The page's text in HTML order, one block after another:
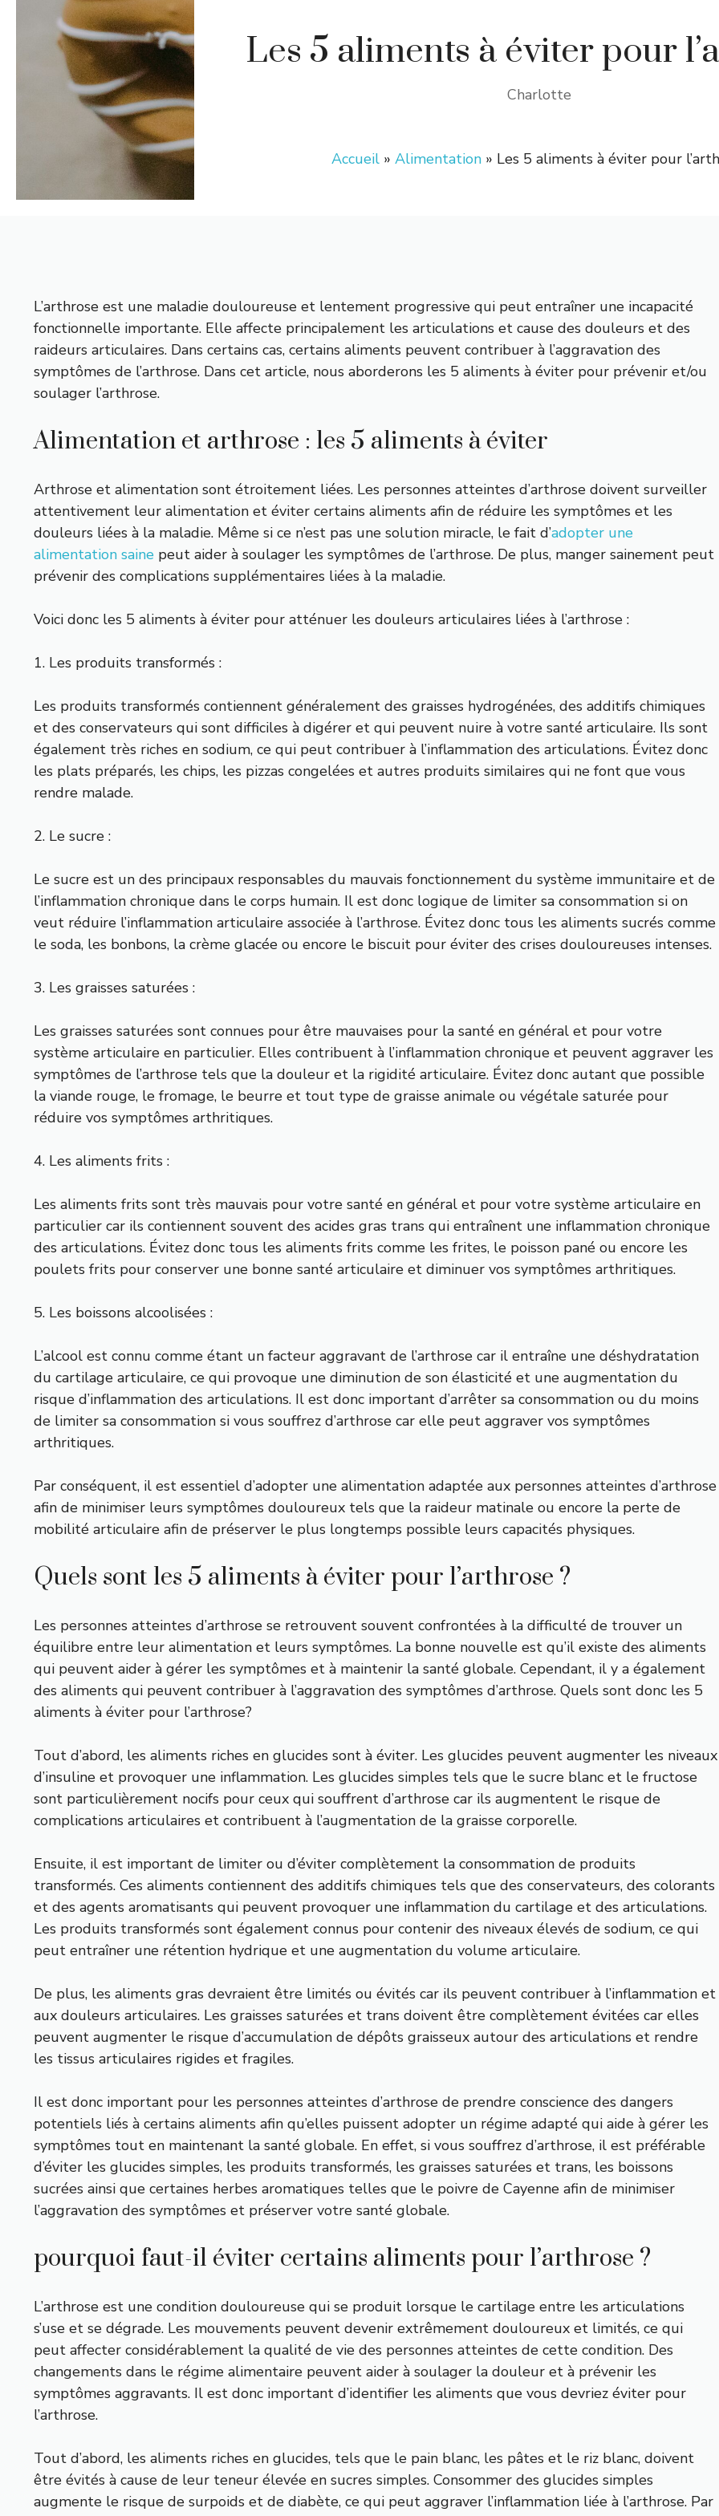
Les 5 aliments à éviter pour
Charlotte
Accueil» Alimentation» Les 5 aliments à éviter pour
L’arthrose est une maladie douloureuse et lentement progressive qui peut entraîner une incapacité
fonctionnelle importante. Elle affecte principalement les articulations et cause des douleurs et des
raideurs articulaires. Dans certains cas, certains aliments peuvent contribuer à l’aggravation des
symptômes de l’arthrose. Dans cet article, nous aborderons les 5 aliments à éviter pour prévenir et/ou
soulager l’arthrose.
Alimentation et arthrose : les 5 aliments à éviter
Arthrose et alimentation sont étroitement liées. Les personnes atteintes d’arthrose doivent surveiller
attentivement leur alimentation et éviter certains aliments afin de réduire les symptômes et les
douleurs liées à la maladie. Même si ce n’est pas une solution miracle, le fait d’adopter une
alimentation saine peut aider à soulager les symptômes de l’arthrose. De plus, manger sainement peut
prévenir des complications supplémentaires liées à la maladie.
Voici donc les 5 aliments à éviter pour atténuer les douleurs articulaires liées à l’arthrose :
1. Les produits transformés :
Les produits transformés contiennent généralement des graisses hydrogénées, des additifs chimiques
et des conservateurs qui sont difficiles à digérer et qui peuvent nuire à votre santé articulaire. Ils sont
également très riches en sodium, ce qui peut contribuer à l’inflammation des articulations. Évitez donc
les plats préparés, les chips, les pizzas congelées et autres produits similaires qui ne font que vous
rendre malade.
2. Le sucre :
Le sucre est un des principaux responsables du mauvais fonctionnement du système immunitaire et de
l’inflammation chronique dans le corps humain. Il est donc logique de limiter sa consommation si on
veut réduire l’inflammation articulaire associée à l’arthrose. Évitez donc tous les aliments sucrés comme
le soda, les bonbons, la crème glacée ou encore le biscuit pour éviter des crises douloureuses intenses.
3. Les graisses saturées :
Les graisses saturées sont connues pour être mauvaises pour la santé en général et pour votre
système articulaire en particulier. Elles contribuent à l’inflammation chronique et peuvent aggraver les
symptômes de l’arthrose tels que la douleur et la rigidité articulaire. Évitez donc autant que possible
la viande rouge, le fromage, le beurre et tout type de graisse animale ou végétale saturée pour
réduire vos symptômes arthritiques.
4. Les aliments frits :
Les aliments frits sont très mauvais pour votre santé en général et pour votre système articulaire en
particulier car ils contiennent souvent des acides gras trans qui entraînent une inflammation chronique
des articulations. Évitez donc tous les aliments frits comme les frites, le poisson pané ou encore les
poulets frits pour conserver une bonne santé articulaire et diminuer vos symptômes arthritiques.
5. Les boissons alcoolisées :
L’alcool est connu comme étant un facteur aggravant de l’arthrose car il entraîne une déshydratation
du cartilage articulaire, ce qui provoque une diminution de son élasticité et une augmentation du
risque d’inflammation des articulations. Il est donc important d’arrêter sa consommation ou du moins
de limiter sa consommation si vous souffrez d’arthrose car elle peut aggraver vos symptômes
arthritiques.
Par conséquent, il est essentiel d’adopter une alimentation adaptée aux personnes atteintes d’arthrose
afin de minimiser leurs symptômes douloureux tels que la raideur matinale ou encore la perte de
mobilité articulaire afin de préserver le plus longtemps possible leurs capacités physiques.
Quels sont les 5 aliments à éviter pour l’arthrose ?
Les personnes atteintes d’arthrose se retrouvent souvent confrontées à la difficulté de trouver un
équilibre entre leur alimentation et leurs symptômes. La bonne nouvelle est qu’il existe des aliments
qui peuvent aider à gérer les symptômes et à maintenir la santé globale. Cependant, il y a également
des aliments qui peuvent contribuer à l’aggravation des symptômes d’arthrose. Quels sont donc les 5
aliments à éviter pour l’arthrose?
Tout d’abord, les aliments riches en glucides sont à éviter. Les glucides peuvent augmenter les niveaux
d’insuline et provoquer une inflammation. Les glucides simples tels que le sucre blanc et le fructose
sont particulièrement nocifs pour ceux qui souffrent d’arthrose car ils augmentent le risque de
complications articulaires et contribuent à l’augmentation de la graisse corporelle.
Ensuite, il est important de limiter ou d’éviter complètement la consommation de produits
transformés. Ces aliments contiennent des additifs chimiques tels que des conservateurs, des colorants
et des agents aromatisants qui peuvent provoquer une inflammation du cartilage et des articulations.
Les produits transformés sont également connus pour contenir des niveaux élevés de sodium, ce qui
peut entraîner une rétention hydrique et une augmentation du volume articulaire.
De plus, les aliments gras devraient être limités ou évités car ils peuvent contribuer à l’inflammation et
aux douleurs articulaires. Les graisses saturées et trans doivent être complètement évitées car elles
peuvent augmenter le risque d’accumulation de dépôts graisseux autour des articulations et rendre
les tissus articulaires rigides et fragiles.
Il est donc important pour les personnes atteintes d’arthrose de prendre conscience des dangers
potentiels liés à certains aliments afin qu’elles puissent adopter un régime adapté qui aide à gérer les
symptômes tout en maintenant la santé globale. En effet, si vous souffrez d’arthrose, il est préférable
d’éviter les glucides simples, les produits transformés, les graisses saturées et trans, les boissons
sucrées ainsi que certaines herbes aromatiques telles que le poivre de Cayenne afin de minimiser
l’aggravation des symptômes et préserver votre santé globale.
pourquoi faut-il éviter certains aliments pour l’arthrose ?
L’arthrose est une condition douloureuse qui se produit lorsque le cartilage entre les articulations
s’use et se dégrade. Les mouvements peuvent devenir extrêmement douloureux et limités, ce qui
peut affecter considérablement la qualité de vie des personnes atteintes de cette condition. Des
changements dans le régime alimentaire peuvent aider à soulager la douleur et à prévenir les
symptômes aggravants. Il est donc important d’identifier les aliments que vous devriez éviter pour
l’arthrose.
Tout d’abord, les aliments riches en glucides, tels que le pain blanc, les pâtes et le riz blanc, doivent
être évités à cause de leur teneur élevée en sucres simples. Consommer des glucides simples
augmente le risque de surpoids et de diabète, ce qui peut aggraver l’inflammation liée à l’arthrose. Par